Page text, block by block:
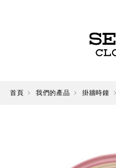
首頁 我們的產品 掛牆時鐘